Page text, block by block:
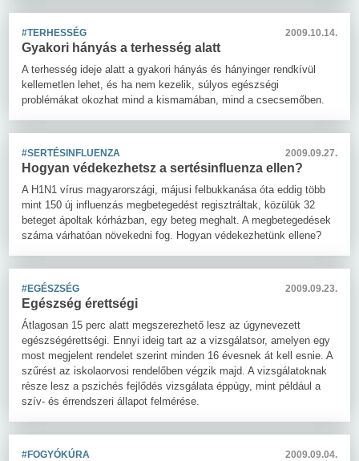
#TERHESSÉG 2009.10.14.
Gyakori hányás a terhesség alatt
A terhesség ideje alatt a gyakori hányás és hányinger rendkívül
kellemetlen lehet, és ha nem kezelik, súlyos egészségi
problémákat okozhat mind a kismamában, mind a csecsemőben.
#SERTÉSINFLUENZA 2009.09.27.
Hogyan védekezhetsz a sertésinfluenza ellen?
A H1N1 vírus magyarországi, májusi felbukkanása óta eddig több
mint 150 új influenzás megbetegedést regisztráltak, közülük 32
beteget ápoltak kórházban, egy beteg meghalt. A megbetegedések
száma várhatóan növekedni fog. Hogyan védekezhetünk ellene?
#EGÉSZSÉG 2009.09.23.
Egészség érettségi
Átlagosan 15 perc alatt megszerezhető lesz az úgynevezett
egészségérettségi. Ennyi ideig tart az a vizsgálatsor, amelyen egy
most megjelent rendelet szerint minden 16 évesnek át kell esnie. A
szűrést az iskolaorvosi rendelőben végzik majd. A vizsgálatoknak
része lesz a pszichés fejlődés vizsgálata éppúgy, mint például a
szív- és érrendszeri állapot felmérése.
#FOGYÓKÚRA 2009.09.04.